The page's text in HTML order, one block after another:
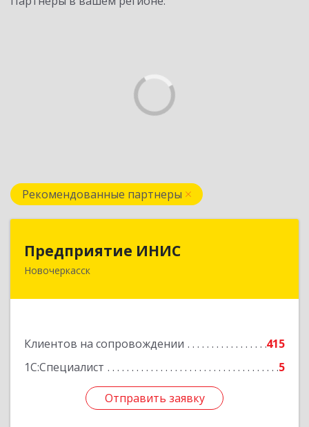
Рекомендованные партнеры
Предприятие ИНИС
Новочеркасск
Клиентов на сопровождении
415
1С:Специалист
5
Отправить заявку
346430, Ростовская обл, Новочеркасск г,
Отправить заявку